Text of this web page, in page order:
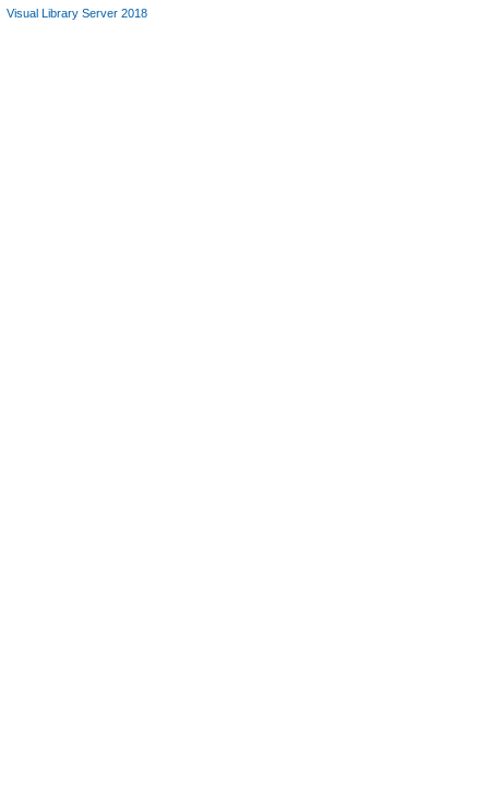
Visual Library Server 2018